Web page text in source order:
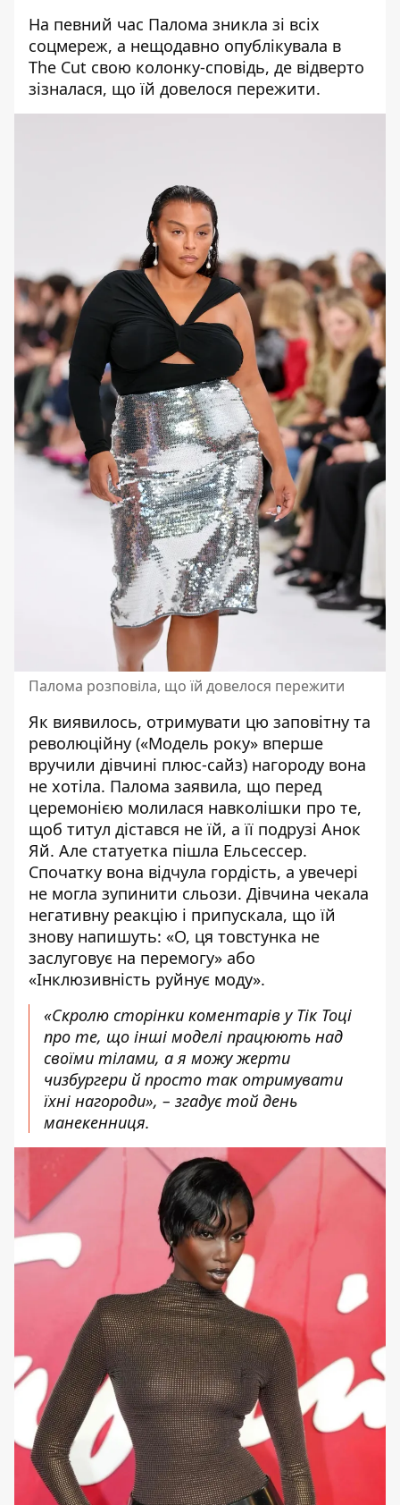
На певний час Палома зникла зі всіх
соцмереж, а нещодавно опублікувала в
The Cut свою колонку-сповідь, де відверто
зізналася, що їй довелося пережити.
Палома розповіла, що їй довелося пережити
Як виявилось, отримувати цю заповітну та
революційну («Модель року» вперше
вручили дівчині плюс-сайз) нагороду вона
не хотіла. Палома заявила, що перед
церемонією молилася навколішки про те,
щоб титул дістався не їй, а її подрузі Анок
Яй. Але статуетка пішла Ельсессер.
Спочатку вона відчула гордість, а увечері
не могла зупинити сльози. Дівчина чекала
негативну реакцію і припускала, що їй
знову напишуть: «О, ця товстунка не
заслуговує на перемогу» або
«Інклюзивність руйнує моду».
«Скролю сторінки коментарів у Тік Тоці
про те, що інші моделі працюють над
своїми тілами, а я можу жерти
чизбургери й просто так отримувати
їхні нагороди», – згадує той день
манекенниця.